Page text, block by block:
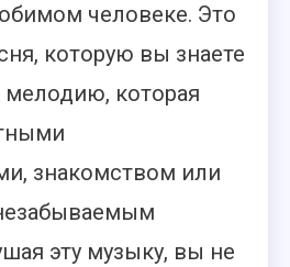
человеке. Это
которую вы знаете
мелодию, которая
знакомством или
эту музыку, вы не